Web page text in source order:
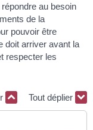
au besoin
de la
pouvoir être
doit arriver avant la
respecter les
Tout déplier